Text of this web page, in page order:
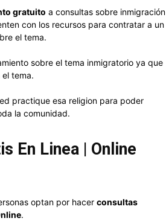
gratuito a consultas sobre inmigración
con los recursos para contratar a un
el tema.
sobre el tema inmigratorio ya que
tema.
practique esa religion para poder
la comunidad.
En Linea | Online
optan por hacer consultas
.